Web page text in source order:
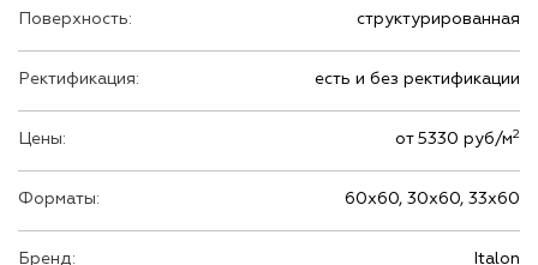
Поверхность: структурированная
Ректификация: есть и без ректификации
Цены: от 5330 руб/м2
Форматы: 60х60, 30х60, 33х60
Бренд: Italon